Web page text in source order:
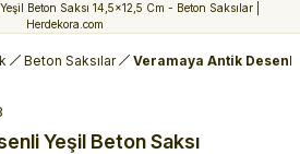
Beton Saksılar Veramaya Antik Desenli
Yeşil Beton Saksı